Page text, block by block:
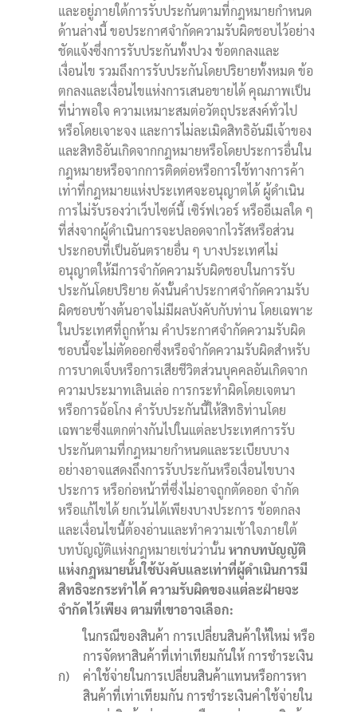
และอยู่ภายใต้การรับประกันตามที่กฎหมายกำหนด
ด้านล่างนี้ ขอประกาศจำกัดความรับผิดชอบไว้อย่าง
ชัดแจ้งซึ่งการรับประกันทั้งปวง ข้อตกลงและ
เงื่อนไข รวมถึงการรับประกันโดยปริยายทั้งหมด ข้อ
ตกลงและเงื่อนไขแห่งการเสนอขายได้ คุณภาพเป็น
ที่น่าพอใจ ความเหมาะสมต่อวัตถุประสงค์ทั่วไป
หรือโดยเจาะจง และการไม่ละเมิดสิทธิอันมีเจ้าของ
และสิทธิอันเกิดจากกฎหมายหรือโดยประการอื่นใน
กฎหมายหรือจากการติดต่อหรือการใช้ทางการค้า
เท่าที่กฎหมายแห่งประเทศจะอนุญาตได้ ผู้ดำเนิน
การไม่รับรองว่าเว็บไซต์นี้ เซิร์ฟเวอร์ หรืออีเมลใด ๆ
ที่ส่งจากผู้ดำเนินการจะปลอดจากไวรัสหรือส่วน
ประกอบที่เป็นอันตรายอื่น ๆ บางประเทศไม่
อนุญาตให้มีการจำกัดความรับผิดชอบในการรับ
ประกันโดยปริยาย ดังนั้นคำประกาศจำกัดความรับ
ผิดชอบข้างต้นอาจไม่มีผลบังคับกับท่าน โดยเฉพาะ
ในประเทศที่ถูกห้าม คำประกาศจำกัดความรับผิด
ชอบนี้จะไม่ตัดออกซึ่งหรือจำกัดความรับผิดสำหรับ
การบาดเจ็บหรือการเสียชีวิตส่วนบุคคลอันเกิดจาก
ความประมาทเลินเล่อ การกระทำผิดโดยเจตนา
หรือการฉ้อโกง คำรับประกันนี้ให้สิทธิท่านโดย
เฉพาะซึ่งแตกต่างกันไปในแต่ละประเทศการรับ
ประกันตามที่กฎหมายกำหนดและระเบียบบาง
อย่างอาจแสดงถึงการรับประกันหรือเงื่อนไขบาง
ประการ หรือก่อหน้าที่ซึ่งไม่อาจถูกตัดออก จำกัด
หรือแก้ไขได้ ยกเว้นได้เพียงบางประการ ข้อตกลง
และเงื่อนไขนี้ต้องอ่านและทำความเข้าใจภายใต้
บทบัญญัติแห่งกฎหมายเช่นว่านั้นหากบทบัญญัติ
แห่งกฎหมายนั้นใช้บังคับและเท่าที่ผู้ดำเนินการมี
สิทธิจะกระทำได้ ความรับผิดของแต่ละฝ่ายจะ
จำกัดไว้เพียง ตามที่เขาอาจเลือก:
ก)
ในกรณีของสินค้า การเปลี่ยนสินค้าให้ใหม่ หรือ
การจัดหาสินค้าที่เท่าเทียมกันให้ การชำระเงิน
ค่าใช้จ่ายในการเปลี่ยนสินค้าแทนหรือการหา
สินค้าที่เท่าเทียมกัน การชำระเงินค่าใช้จ่ายใน